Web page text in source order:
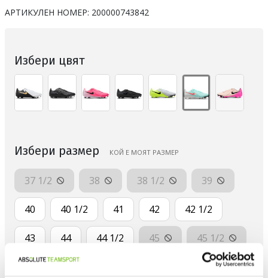
АРТИКУЛЕН НОМЕР: 200000743842
Избери цвят
Избери размер КОЙ Е МОЯТ РАЗМЕР
37 1/2 38 38 1/2 39
40 40 1/2 41 42 42 1/2
43 44 44 1/2 45 45 1/2